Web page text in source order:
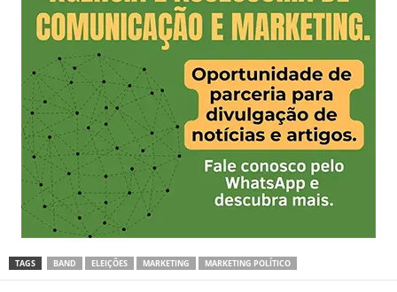
TAGS BAND ELEIÇÕES MARKETING MARKETING POLÍTICO